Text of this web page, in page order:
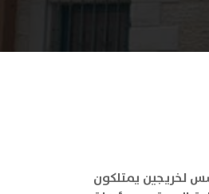
لخريجين يمتلكون